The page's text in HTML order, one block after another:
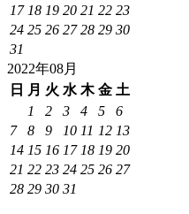
17 18 19 20 21 22 23
24 25 26 27 28 29 30
31
2022年08月
日
月 火 水 木 金 土
1
2 3 4 5
6
7
8 9 10 11 12 13
14 15 16 17 18 19 20
21 22 23 24 25 26 27
28 29 30 31